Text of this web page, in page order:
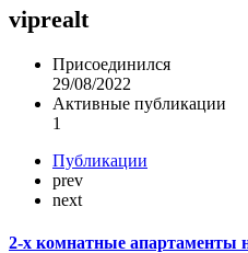
viprealt
Присоединился
29/08/2022
Активные публикации
1
Публикации
prev
next
2-х комнатные апартаменты